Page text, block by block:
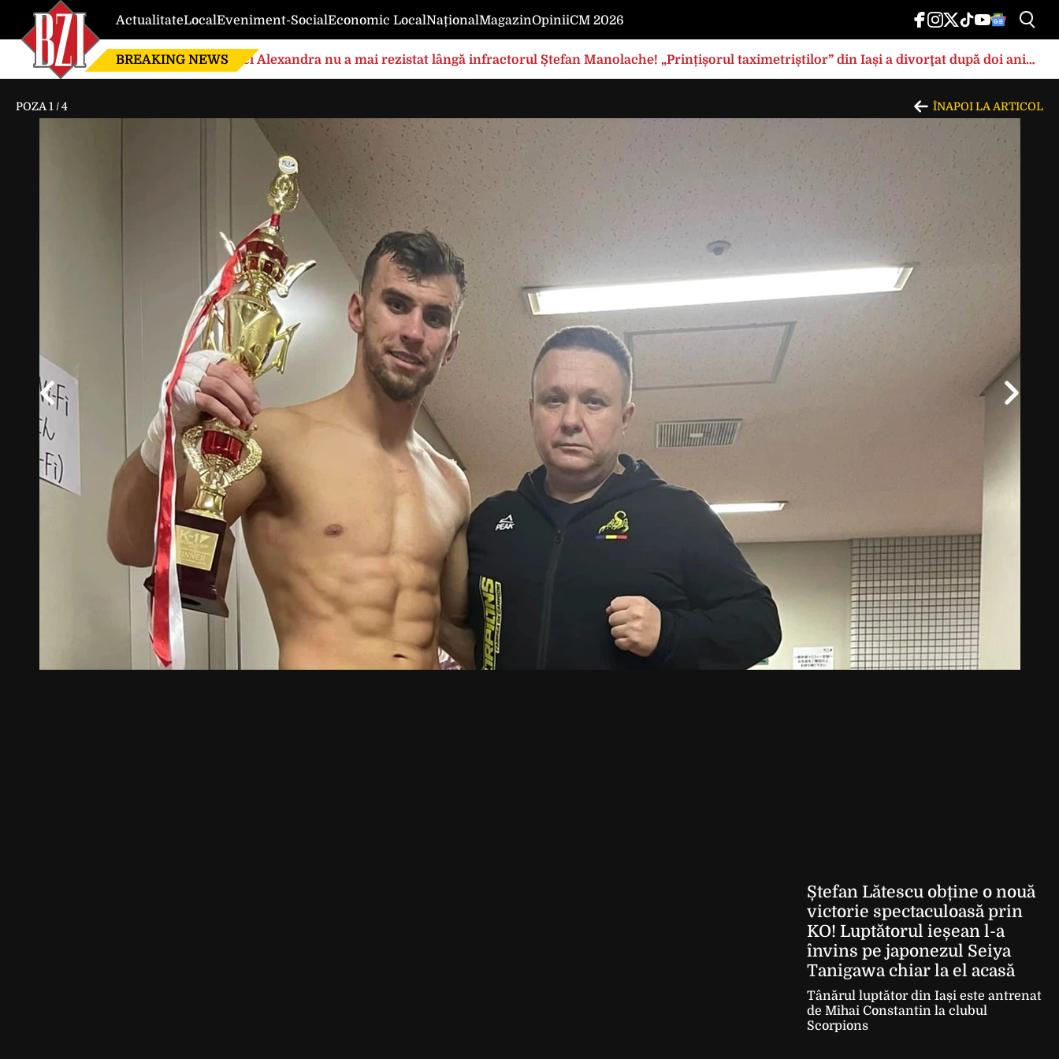
ActualitateLocalEveniment-SocialEconomic LocalNaționalMagazinOpiniiCM 2026
BREAKING NEWS Nici Alexandra nu a mai rezistat lângă infractorul Ștefan Manolache! „Prințișorul taximetriștilor” din Iași a divorţat după doi ani
de căsnicie
POZA 1 /4 ÎNAPOI LA ARTICOL
Ștefan Lătescu obține o nouă
victorie spectaculoasă prin
KO! Luptătorul ieșean l-a
învins pe japonezul Seiya
Tanigawa chiar la el acasă
Tânărul luptător din Iași este antrenat
de Mihai Constantin la clubul
Scorpions